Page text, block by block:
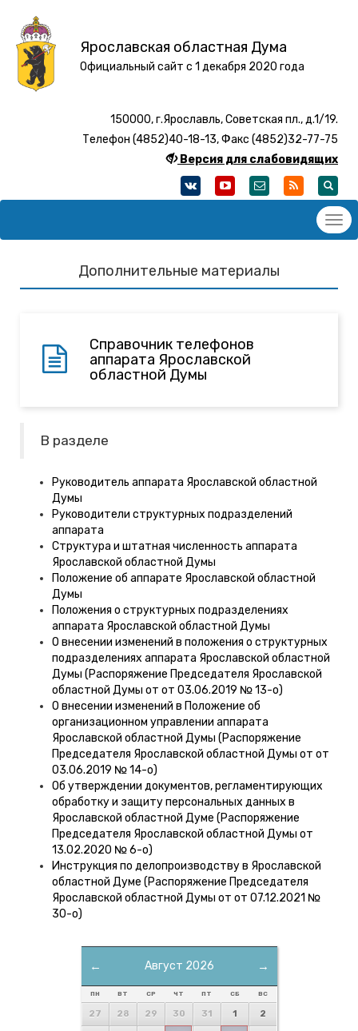
Ярославская областная Дума
Официальный сайт с 1 декабря 2020 года
150000, г.Ярославль, Советская пл., д.1/19.
Телефон (4852)40-18-13, Факс (4852)32-77-75
Версия для слабовидящих
Дополнительные материалы
Справочник телефонов
аппарата Ярославской
областной Думы
В разделе
Руководитель аппарата Ярославской областной
Думы
Руководители структурных подразделений
аппарата
Структура и штатная численность аппарата
Ярославской областной Думы
Положение об аппарате Ярославской областной
Думы
Положения о структурных подразделениях
аппарата Ярославской областной Думы
О внесении изменений в положения о структурных
подразделениях аппарата Ярославской областной
Думы (Распоряжение Председателя Ярославской
областной Думы от от 03.06.2019 № 13-о)
О внесении изменений в Положение об
организационном управлении аппарата
Ярославской областной Думы (Распоряжение
Председателя Ярославской областной Думы от от
03.06.2019 № 14-о)
Об утверждении документов, регламентирующих
обработку и защиту персональных данных в
Ярославской областной Думе (Распоряжение
Председателя Ярославской областной Думы от
13.02.2020 № 6-о)
Инструкция по делопроизводству в Ярославской
областной Думе (Распоряжение Председателя
Ярославской областной Думы от от 07.12.2021 №
30-о)
← →
Август 2026
ПН ВТ СР ЧТ ПТ СБ ВС
27 28 29 30 31 1 2